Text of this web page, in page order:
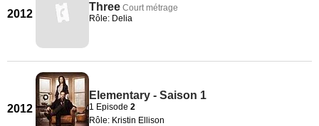
2012
Three Court métrage
Rôle: Delia
2012
Elementary - Saison 1
1 Episode 2
Rôle: Kristin Ellison